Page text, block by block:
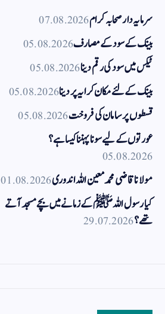
سرمایہ دار صحابہ کرام07.08.2026
بینک کے سود کے مصارف05.08.2026
ٹیکس میں سود کی رقم دینا05.08.2026
بینک کے لئے مکان کرایہ پر دینا05.08.2026
قسطوں پر سامان کی فروخت05.08.2026
عورتوں کے لیے سونا پہننا کیسا ہے؟
05.08.2026
مولانا قاضی محمد معین اللہ اندوری01.08.2026
کیا رسول اللہ ﷺ کے زمانے میں بچے مسجد آتے
تھے؟29.07.2026